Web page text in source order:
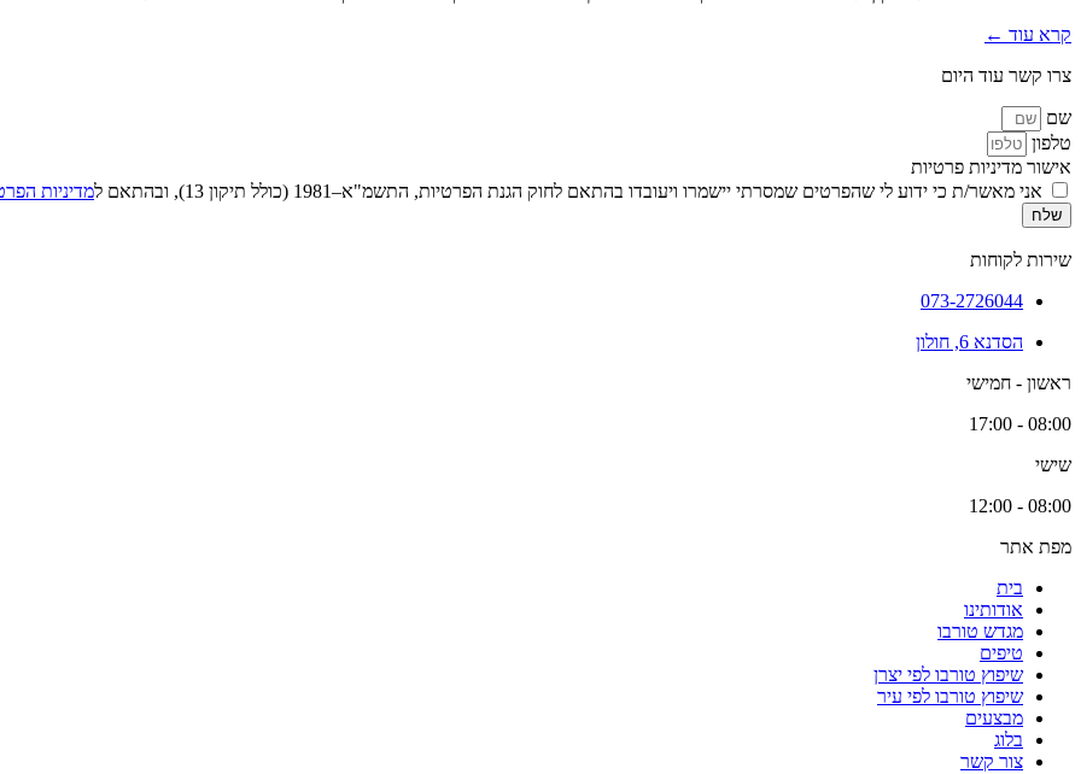
קרא עוד ←
צרו קשר עוד היום
שם
טלפון
אישור מדיניות פרטיות
אני מאשר/ת כי ידוע לי שהפרטים שמסרתי יישמרו ויעובדו בהתאם לחוק הגנת הפרטיות, התשמ"א–1981 (כולל תיקון 13), ובהתאם ל
מדיניות
שלח
שירות לקוחות
073-2726044
הסדנא 6, חולון
ראשון - חמישי
08:00 - 17:00
שישי
08:00 - 12:00
מפת אתר
בית
אודותינו
מגדש טורבו
טיפים
שיפוץ טורבו לפי יצרן
שיפוץ טורבו לפי עיר
מבצעים
בלוג
צור קשר